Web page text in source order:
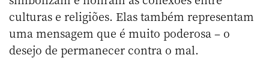
culturas e religiões. Elas também representam
uma mensagem que é muito poderosa – o
desejo de permanecer contra o mal.